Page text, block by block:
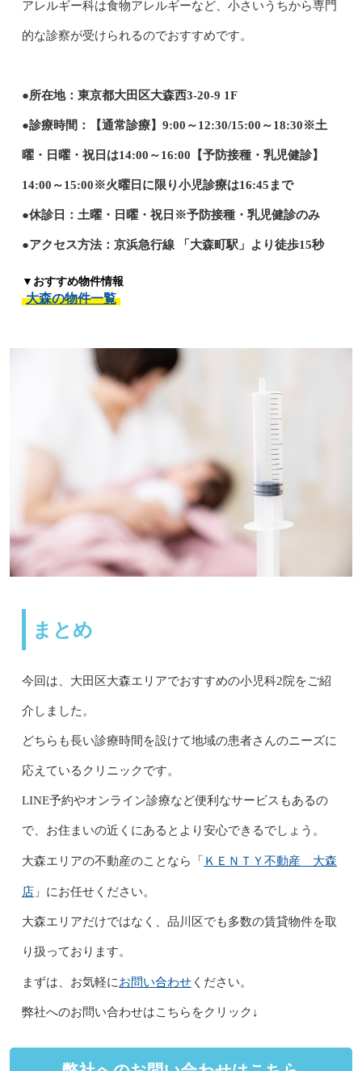
アレルギー科は食物アレルギーなど、小さいうちから専門
的な診察が受けられるのでおすすめです。
●所在地：東京都大田区大森西3-20-9 1F
●診療時間：【通常診療】9:00～12:30/15:00～18:30※土
曜・日曜・祝日は14:00～16:00【予防接種・乳児健診】
14:00～15:00※火曜日に限り小児診療は16:45まで
●休診日：土曜・日曜・祝日※予防接種・乳児健診のみ
●アクセス方法：京浜急行線 「大森町駅」より徒歩15秒
▼おすすめ物件情報
大森の物件一覧
まとめ
今回は、大田区大森エリアでおすすめの小児科2院をご紹
介しました。
どちらも長い診療時間を設けて地域の患者さんのニーズに
応えているクリニックです。
LINE予約やオンライン診療など便利なサービスもあるの
で、お住まいの近くにあるとより安心できるでしょう。
大森エリアの不動産のことなら「 ＫＥＮＴＹ不動産 大森
店」にお任せください。
大森エリアだけではなく、品川区でも多数の賃貸物件を取
り扱っております。
まずは、お気軽にお問い合わせください。
弊社へのお問い合わせはこちらをクリック↓